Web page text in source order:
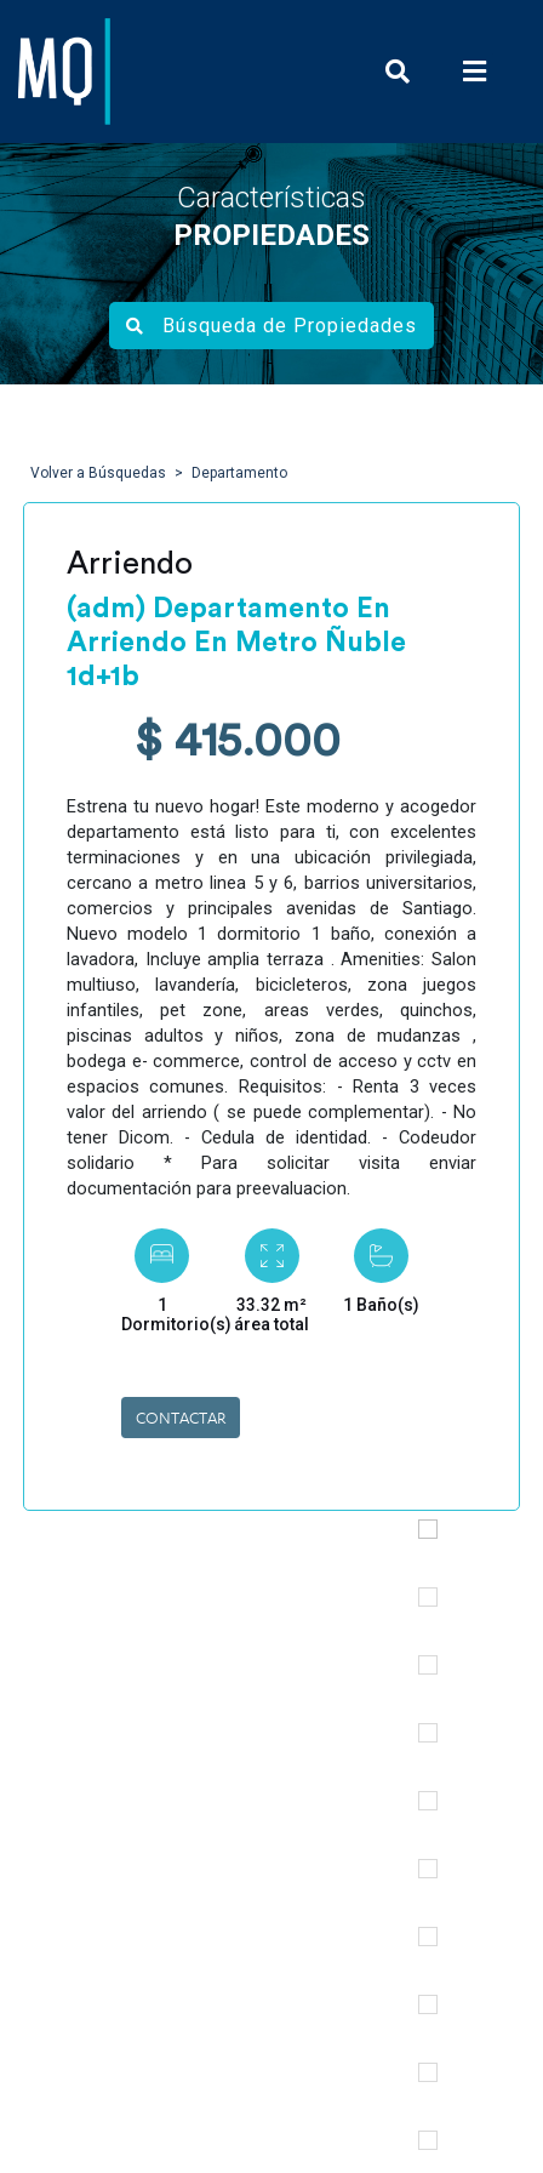
Características
PROPIEDADES
Búsqueda de Propiedades
Volver a Búsquedas Departamento
Arriendo
(adm) Departamento En
Arriendo En Metro Ñuble
1d+1b
$ 415.000
Estrena tu nuevo hogar! Este moderno y acogedor
departamento está listo para ti, con excelentes
terminaciones y en una ubicación privilegiada,
cercano a metro linea 5 y 6, barrios universitarios,
comercios y principales avenidas de Santiago.
Nuevo modelo 1 dormitorio 1 baño, conexión a
lavadora, Incluye amplia terraza . Amenities: Salon
multiuso, lavandería, bicicleteros, zona juegos
infantiles, pet zone, areas verdes, quinchos,
piscinas adultos y niños, zona de mudanzas ,
bodega e- commerce, control de acceso y cctv en
espacios comunes. Requisitos: - Renta 3 veces
valor del arriendo ( se puede complementar). - No
tener Dicom. - Cedula de identidad. - Codeudor
solidario * Para solicitar visita enviar
documentación para preevaluacion.
1
Dormitorio(s)
33.32 m²
área total
1 Baño(s)
CONTACTAR